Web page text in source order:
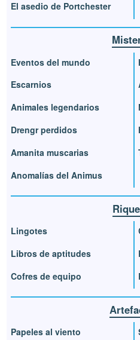
El asedio de Portchester
Eventos del mundo
Escarnios
Animales legendarios
Drengr perdidos
Amanita muscarias
Anomalías del Animus
Lingotes
Libros de aptitudes
Cofres de equipo
Papeles al viento